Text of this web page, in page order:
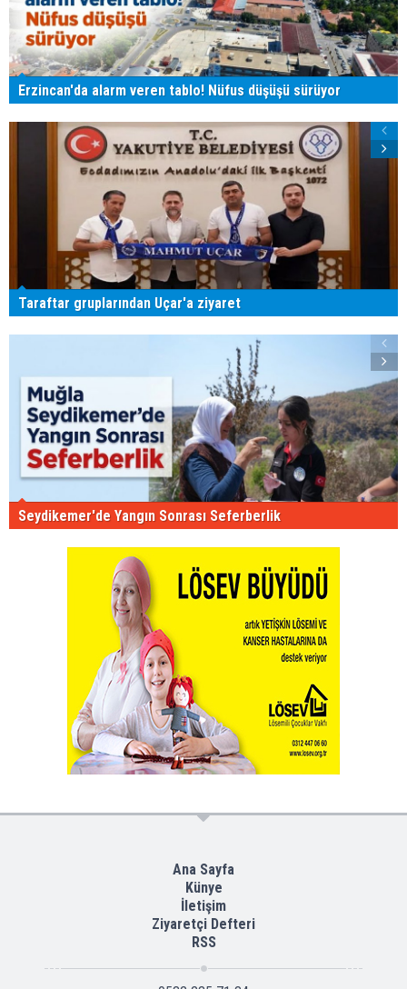
Erzincan'da alarm veren tablo! Nüfus düşüşü sürüyor
Taraftar gruplarından Uçar'a ziyaret
Seydikemer'de Yangın Sonrası Seferberlik
Ana Sayfa
Künye
İletişim
Ziyaretçi Defteri
RSS